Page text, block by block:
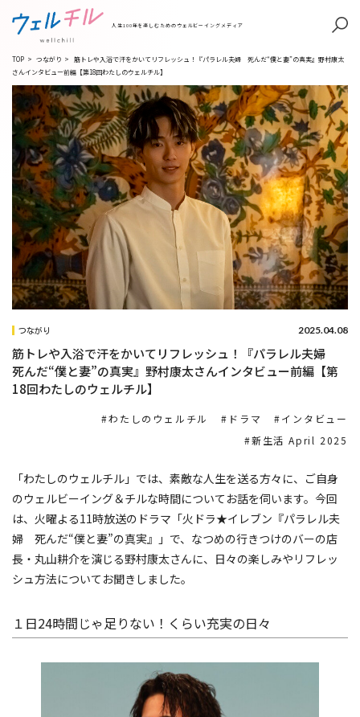
人生100年を楽しむためのウェルビーイングメディア
TOP > つながり >
筋トレや入浴で汗をかいてリフレッシュ！『パラレル夫婦 死んだ“僕と妻”の真実』野村康太
さんインタビュー前編【第18回わたしのウェルチル】
つながり 2025.04.08
筋トレや入浴で汗をかいてリフレッシュ！『パラレル夫婦
死んだ“僕と妻”の真実』野村康太さんインタビュー前編【第
18回わたしのウェルチル】
わたしのウェルチル ドラマ
インタビュー
新生活 April 2025
「わたしのウェルチル」では、素敵な人生を送る方々に、ご自身
のウェルビーイング＆チルな時間についてお話を伺います。今回
は、火曜よる11時放送のドラマ「火ドラ★イレブン『パラレル夫
婦 死んだ“僕と妻”の真実』」で、なつめの行きつけのバーの店
長・丸山耕介を演じる野村康太さんに、日々の楽しみやリフレッ
シュ方法についてお聞きしました。
１日24時間じゃ足りない！くらい充実の日々